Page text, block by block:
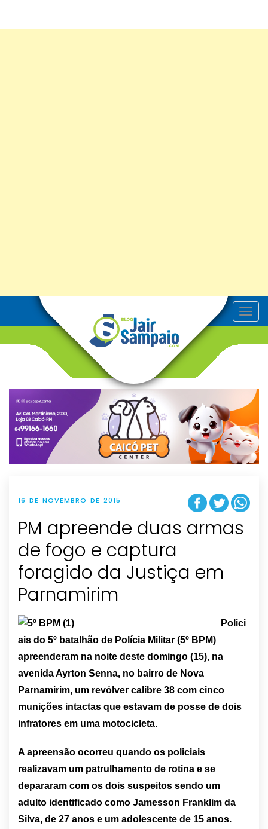
T
o
v
g
t
i
o
n
16 DE NOVEMBRO DE 2015
PM apreende duas armas
de fogo e captura
foragido da Justiça em
Polici
ais do 5º batalhão de Polícia Militar (5º BPM)
apreenderam na noite deste domingo (15), na
avenida Ayrton Senna, no bairro de Nova
Parnamirim, um revólver calibre 38 com cinco
munições intactas que estavam de posse de dois
infratores em uma motocicleta.
A apreensão ocorreu quando os policiais
realizavam um patrulhamento de rotina e se
depararam com os dois suspeitos sendo um
adulto identificado como Jamesson Franklim da
Silva, de 27 anos e um adolescente de 15 anos.